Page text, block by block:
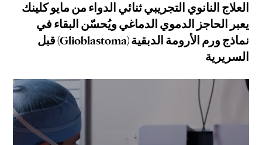
العلاج النانوي التجريبي ثنائي الدواء من مايو كلينك
يعبر الحاجز الدموي الدماغي ويُحسّن البقاء في
نماذج ورم الأرومة الدبقية (Glioblastoma) قبل
السريرية